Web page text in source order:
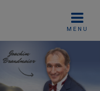
MENU